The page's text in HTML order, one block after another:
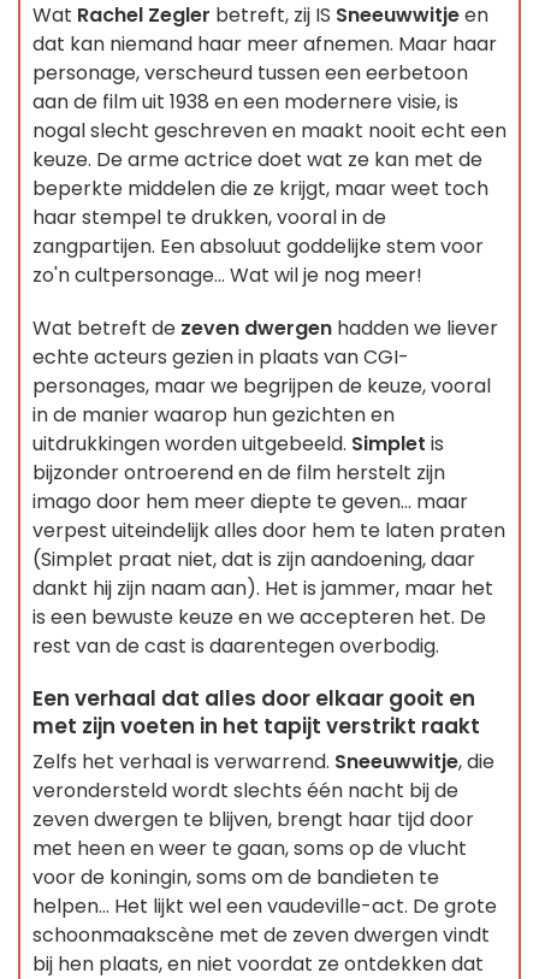
Wat Rachel Zegler betreft, zij IS Sneeuwwitjeen
dat kan niemand haar meer afnemen. Maar haar
personage, verscheurd tussen een eerbetoon
aan de film uit 1938 en een modernere visie, is
nogal slecht geschreven en maakt nooit echt een
keuze. De arme actrice doet wat ze kan met de
beperkte middelen die ze krijgt, maar weet toch
haar stempel te drukken, vooral in de
zangpartijen. Een absoluut goddelijke stem voor
zo'n cultpersonage... Wat wil je nog meer!
Wat betreft de zeven dwergen hadden we liever
echte acteurs gezien in plaats van CGI-
personages, maar we begrijpen de keuze, vooral
in de manier waarop hun gezichten en
uitdrukkingen worden uitgebeeld. Simplet is
bijzonder ontroerend en de film herstelt zijn
imago door hem meer diepte te geven... maar
verpest uiteindelijk alles door hem te laten praten
(Simplet praat niet, dat is zijn aandoening, daar
dankt hij zijn naam aan). Het is jammer, maar het
is een bewuste keuze en we accepteren het. De
rest van de cast is daarentegen overbodig.
Een verhaal dat alles door elkaar gooit en
met zijn voeten in het tapijt verstrikt raakt
Zelfs het verhaal is verwarrend. Sneeuwwitje, die
verondersteld wordt slechts één nacht bij de
zeven dwergen te blijven, brengt haar tijd door
met heen en weer te gaan, soms op de vlucht
voor de koningin, soms om de bandieten te
helpen... Het lijkt wel een vaudeville-act. De grote
schoonmaakscène met de zeven dwergen vindt
bij hen plaats, en niet voordat ze ontdekken dat